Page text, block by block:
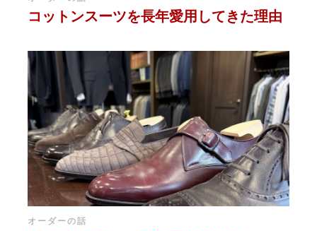
コットンスーツを長年愛用してきた理由
オーダーの話